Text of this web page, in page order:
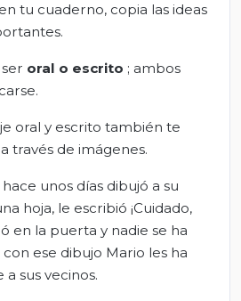
tu cuaderno, copia las ideas
oral o escrito ; ambos
oral y escrito también te
través de imágenes.
unos días dibujó a su
hoja, le escribió ¡Cuidado,
en la puerta y nadie se ha
con ese dibujo Mario les ha
sus vecinos.